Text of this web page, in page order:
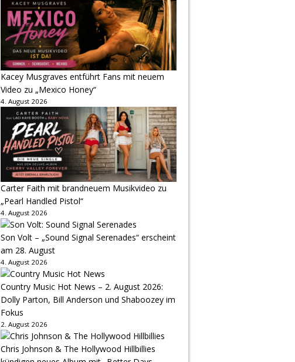
Kacey Musgraves entführt Fans mit neuem
Video zu „Mexico Honey“
4. August 2026
Carter Faith mit brandneuem Musikvideo zu
„Pearl Handled Pistol“
4. August 2026
Son Volt – „Sound Signal Serenades“ erscheint
am 28. August
4. August 2026
Country Music Hot News – 2. August 2026:
Dolly Parton, Bill Anderson und Shaboozey im
Fokus
2. August 2026
Chris Johnson & The Hollywood Hillbillies